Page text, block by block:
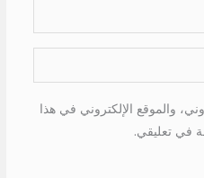
والموقع الإلكتروني في هذا
في تعليقي.